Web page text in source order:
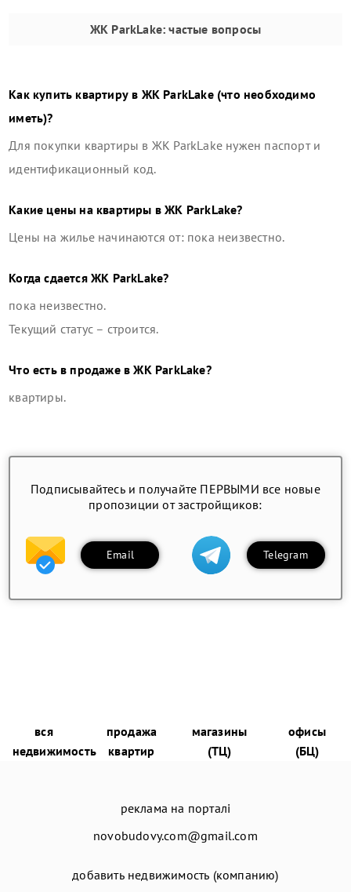
ЖК ParkLake: частые вопросы
Как купить квартиру в ЖК ParkLake(что необходимо
иметь)?
Для покупки квартиры в ЖК ParkLake нужен паспорт и
идентификационный код.
Какие цены на квартиры вЖК ParkLake?
Цены на жилье начинаются от: пока неизвестно.
Когда сдаетсяЖК ParkLake?
пока неизвестно.
Текущий статус – строится.
Что есть в продаже вЖК ParkLake?
квартиры.
Подписывайтесь и получайте ПЕРВЫМИ все новые
пропозиции от застройщиков:
Email Telegram
вся
недвижимость
продажа
квартир
магазины
(ТЦ)
офисы
(БЦ)
реклама на порталі
novobudovy.com@gmail.com
добавить недвижимость (компанию)